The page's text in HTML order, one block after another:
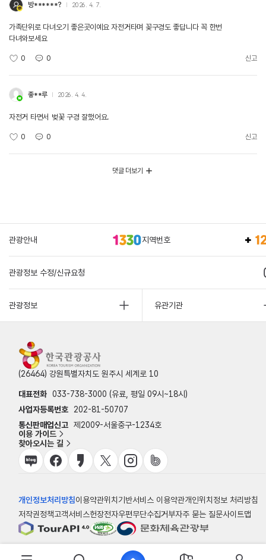
방******? 2026. 4. 7.
가족단위로 다녀오기 좋은곳이예요 자전거타며 꽂구경도 좋답니다 꼭 한번
다녀와보세요
0 0 신고
좋**루 2026. 4. 4.
자전거 타면서 벚꽃 구경 잘했어요.
0 0 신고
댓글 더보기
관광안내 지역번호
관광정보 수정/신규요청
관광정보 유관기관
(26464) 강원특별자치도 원주시 세계로 10
대표전화 033-738-3000 (유료, 평일 09시~18시)
사업자등록번호
202-81-50707
통신판매업신고 제2009-서울중구-1234호
이용 가이드
찾아오시는 길
개인정보처리방침이용약관위치기반서비스 이용약관개인위치정보 처리방침
저작권정책고객서비스헌장전자우편무단수집거부자주 묻는 질문사이트맵
© 한국관광공사